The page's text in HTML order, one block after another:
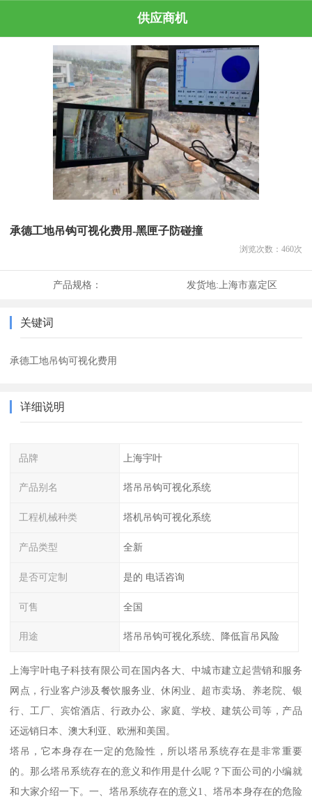
供应商机
承德工地吊钩可视化费用-黑匣子防碰撞
浏览次数： 460次
产品规格： 发货地:上海市嘉定区
关键词
承德工地吊钩可视化费用
详细说明
品牌 上海宇叶
产品别名 塔吊吊钩可视化系统
工程机械种类 塔机吊钩可视化系统
产品类型 全新
是否可定制 是的 电话咨询
可售 全国
用途 塔吊吊钩可视化系统、降低盲吊风险
上海宇叶电子科技有限公司在国内各大、中城市建立起营销和服务
网点，行业客户涉及餐饮服务业、休闲业、超市卖场、养老院、银
行、工厂、宾馆酒店、行政办公、家庭、学校、建筑公司等，产品
还远销日本、澳大利亚、欧洲和美国。
塔吊，它本身存在一定的危险性，所以塔吊系统存在是非常重要
的。那么塔吊系统存在的意义和作用是什么呢？下面公司的小编就
和大家介绍一下。一、塔吊系统存在的意义1、塔吊本身存在的危险